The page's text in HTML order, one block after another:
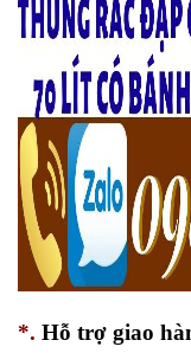
*. Hỗ trợ giao